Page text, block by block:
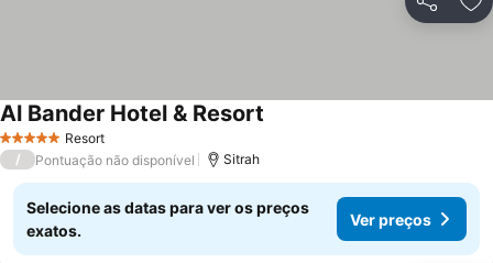
Partilhar
5 Estrelas Resort
Al Bander Hotel & Resort
/ Pontuação não disponível Sitrah
Selecione as datas para ver os preços
exatos.
Ver preços